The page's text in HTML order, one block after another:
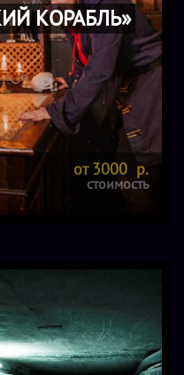
КОРАБЛЬ»
от 3000 р.
стоимость